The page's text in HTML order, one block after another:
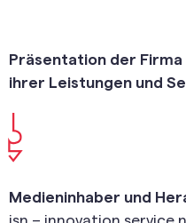
Präsentation der
ihrer Leistungen und
Medieninhaber und